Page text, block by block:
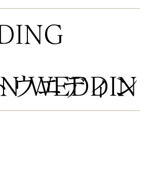
ウエディン
WEDDIN